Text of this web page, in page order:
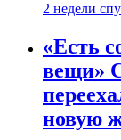
2 недели
«Есть
вещи»
новую